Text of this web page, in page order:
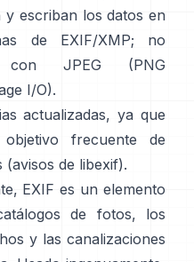
y escriban los datos en
de EXIF/XMP; no
con JPEG (PNG
I/O).
actualizadas, ya que
frecuente de
(avisos de libexif).
EXIF es un elemento
de fotos, los
y las canalizaciones